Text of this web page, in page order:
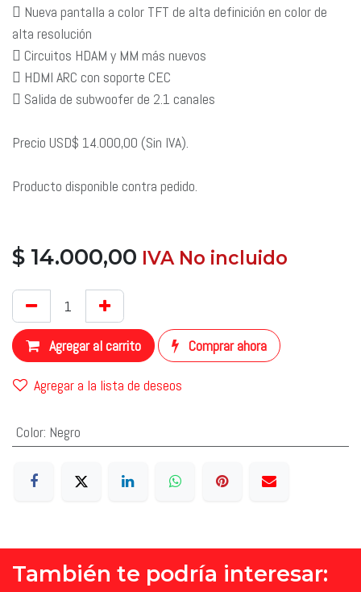
 Nueva pantalla a color TFT de alta definición en color de
alta resolución
 Circuitos HDAM y MM más nuevos
 HDMI ARC con soporte CEC
 Salida de subwoofer de 2.1 canales
Precio USD$ 14.000,00 (Sin IVA).
Producto disponible contra pedido.
$ 14.000,00 ​ IVA No incluido
Agregar al carrito Comprar ahora
Agregar a la lista de deseos
Color: Negro
También te podría interesar: